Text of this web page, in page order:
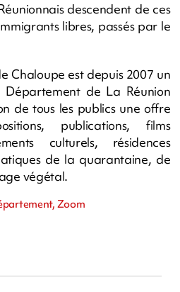
descendent de ces
libres, passés par le
Chaloupe est depuis 2007 un
de La Réunion
de tous les publics une offre
publications, films
culturels, résidences
de la quarantaine, de
végétal.
Zoom